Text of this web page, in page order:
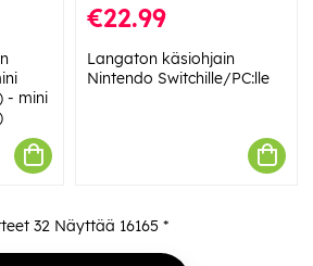
- mini
€22.99
Langaton käsiohjain
Nintendo Switchille/PC:lle
32Näyttää 16165 *